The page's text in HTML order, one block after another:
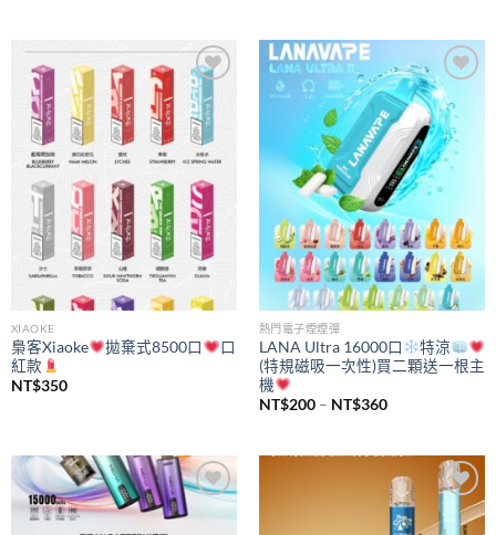
Add to
wishlist
XIAOKE
梟客Xiaoke 拋棄式8500口
口
紅款
NT$350
Add to
wishlist
熱門電子煙煙彈
LANA Ultra 16000口
特涼
(特規磁吸一次性)買二顆送一根主
機
NT$200 – NT$360價
NT$200
到
NT$360
Add to
Add to
wishlist